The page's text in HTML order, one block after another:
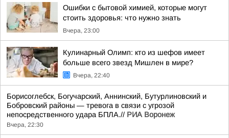
Ошибки с бытовой химией, которые могут
стоить здоровья: что нужно знать
Вчера, 23:00
Кулинарный Олимп: кто из шефов имеет
больше всего звезд Мишлен в мире?
Вчера, 22:40
Борисоглебск, Богучарский, Аннинский, Бутурлиновский и
Бобровский районы — тревога в связи с угрозой
непосредственного удара БПЛА.// РИА Воронеж
Вчера, 22:30